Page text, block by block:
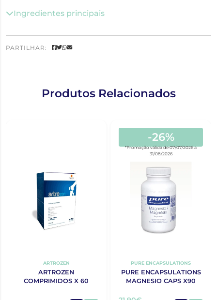
Ingredientes principais
PARTILHAR:
Produtos Relacionados
ARTROZEN
ARTROZEN
COMPRIMIDOS X 60
-26%
*Promoção válida de 07/07/2026 a
31/08/2026
PURE ENCAPSULATIONS
PURE ENCAPSULATIONS
MAGNESIO CAPS X90